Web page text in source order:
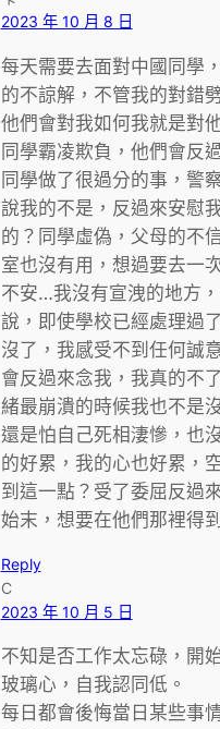
2023 年 10 月 8 日
每天需要去面對中國同學
的不諒解，不管我的對錯
他們會對我如何我就是對
同學霸凌欺負，他們會反
同學做了很過分的事，警
說我的不是，反過來安慰
的？同學虛偽，父母的不
室也沒有用，想過要去一
不安…我沒有宣洩的地方
說，即使學校已經處理過
沒了，我感受不到任何誠
會反過來念我，我真的不
緒最崩潰的時候我也不是
還是怕自己死相淒慘，也
的好累，我的心也好累，
到這一點？受了委屈反過
始末，想要在他們那裡得
Reply
C
2023 年 10 月 5 日
不知是否工作太忘碌，開
玻璃心，自我認同低。
每日都會後悔當日某些事